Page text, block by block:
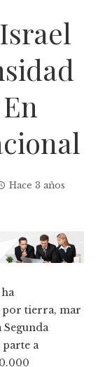
Hace 3 años
por tierra, mar
a